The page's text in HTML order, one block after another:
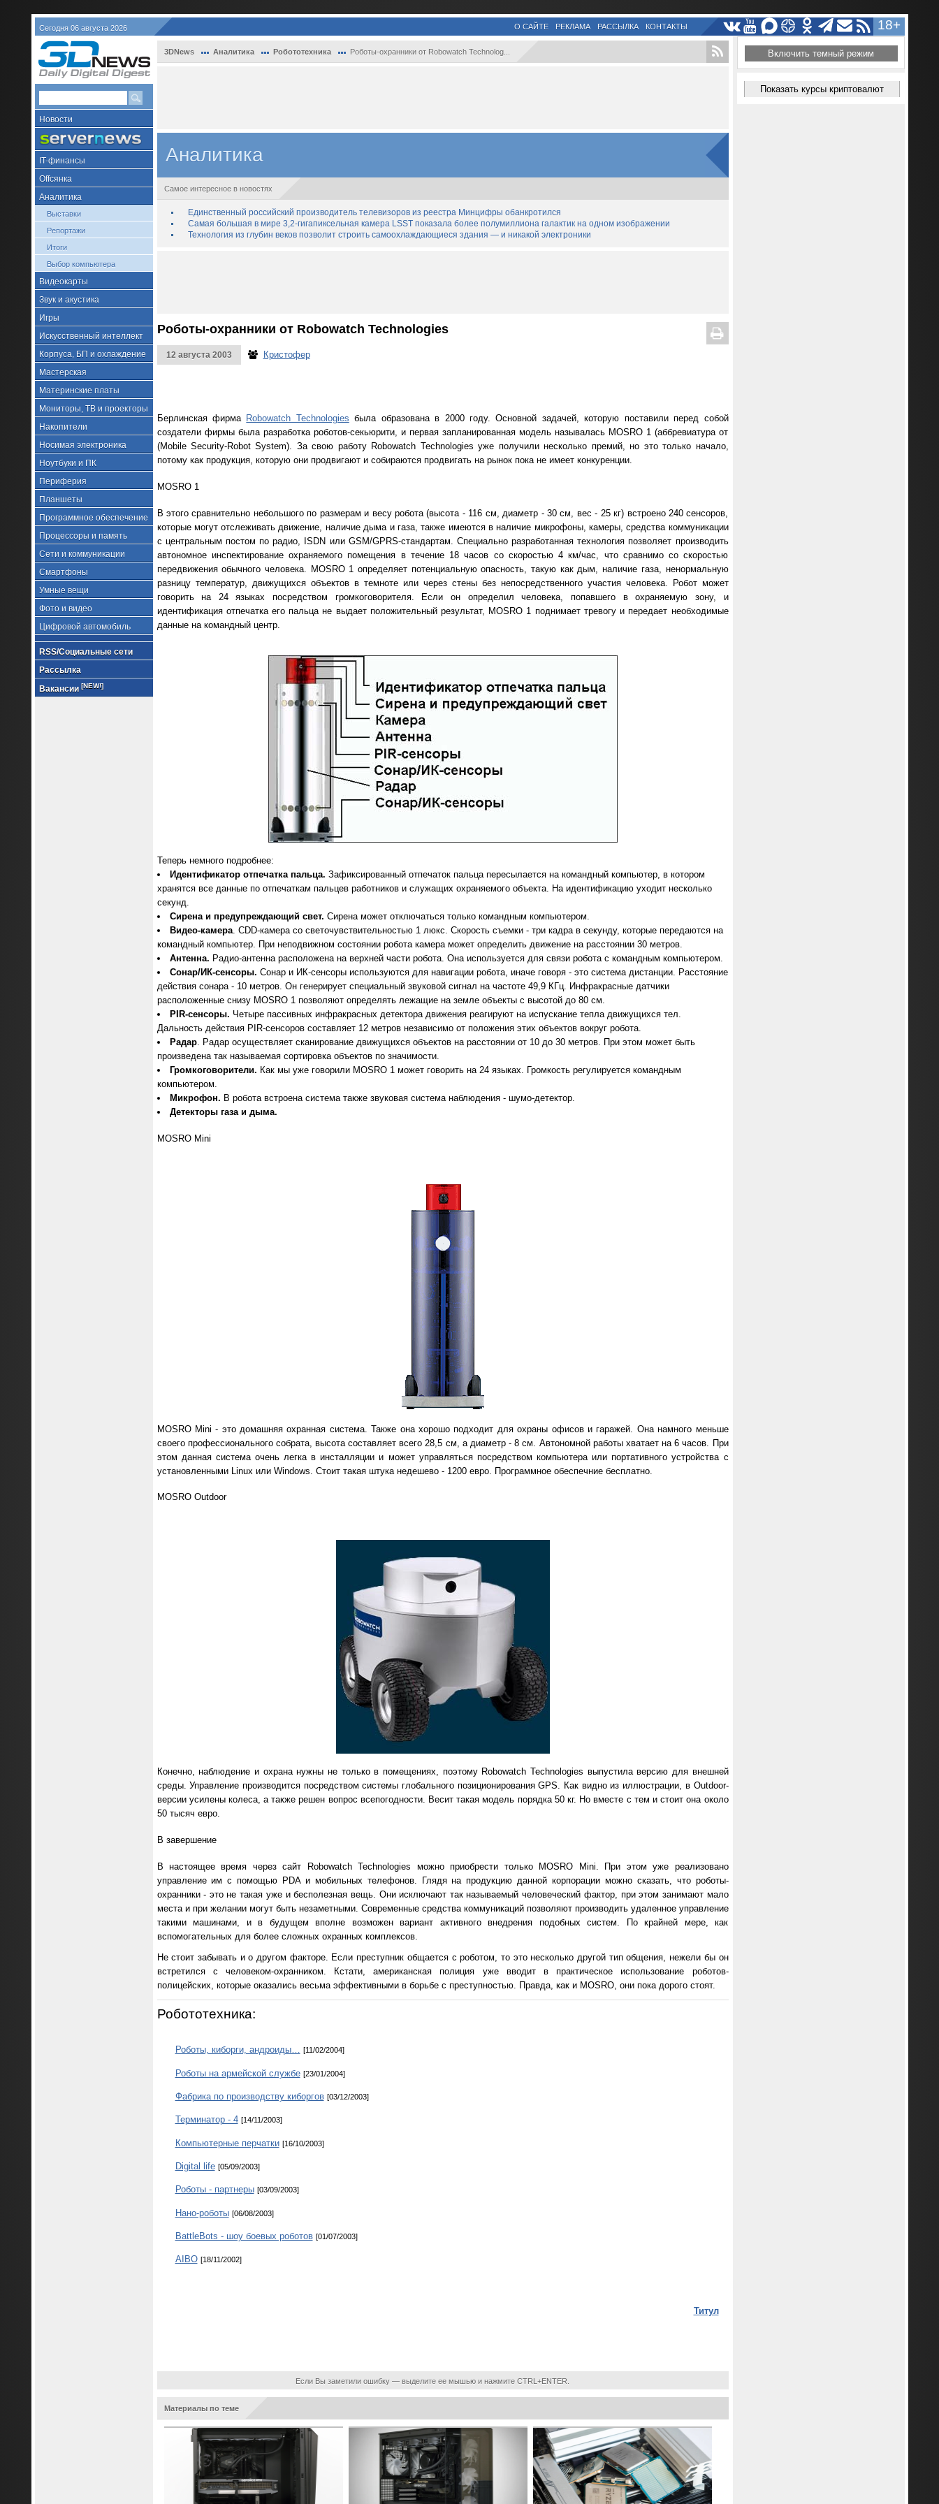
Сегодня 06 августа 2026 18+
О САЙТЕ РЕКЛАМА РАССЫЛКА КОНТАКТЫ
Новости
IT-финансы
Offсянка
Аналитика
Выставки
Репортажи
Итоги
Выбор компьютера
Видеокарты
Звук и акустика
Игры
Искусственный интеллект
Корпуса, БП и охлаждение
Мастерская
Материнские платы
Мониторы, ТВ и проекторы
Накопители
Носимая электроника
Ноутбуки и ПК
Периферия
Планшеты
Программное обеспечение
Процессоры и память
Сети и коммуникации
Смартфоны
Умные вещи
Фото и видео
Цифровой автомобиль
RSS/Социальные сети
Рассылка
Вакансии [NEW!]
3DNews Аналитика Робототехника Роботы-охранники от Robowatch Technolog...
Аналитика
Самое интересное в новостях
Единственный российский производитель телевизоров из реестра Минцифры обанкротился
Самая большая в мире 3,2-гигапиксельная камера LSST показала более полумиллиона галактик на одном изображении
Технология из глубин веков позволит строить самоохлаждающиеся здания — и никакой электроники
Роботы-охранники от Robowatch Technologies
12 августа 2003 Кристофер
Берлинская фирма Robowatch Technologies была образована в 2000 году. Основной задачей, которую поставили перед собой
создатели фирмы была разработка роботов-секьюрити, и первая запланированная модель называлась MOSRO 1 (аббревиатура от
(Mobile Security-Robot System). За свою работу Robowatch Technologies уже получили несколько премий, но это только начало,
потому как продукция, которую они продвигают и собираются продвигать на рынок пока не имеет конкуренции.
MOSRO 1
В этого сравнительно небольшого по размерам и весу робота (высота - 116 см, диаметр - 30 см, вес - 25 кг) встроено 240 сенсоров,
которые могут отслеживать движение, наличие дыма и газа, также имеются в наличие микрофоны, камеры, средства коммуникации
с центральным постом по радио, ISDN или GSM/GPRS-стандартам. Специально разработанная технология позволяет производить
автономное инспектирование охраняемого помещения в течение 18 часов со скоростью 4 км/час, что сравнимо со скоростью
передвижения обычного человека. MOSRO 1 определяет потенциальную опасность, такую как дым, наличие газа, ненормальную
разницу температур, движущихся объектов в темноте или через стены без непосредственного участия человека. Робот может
говорить на 24 языках посредством громкоговорителя. Если он определил человека, попавшего в охраняемую зону, и
идентификация отпечатка его пальца не выдает положительный результат, MOSRO 1 поднимает тревогу и передает необходимые
данные на командный центр.
Теперь немного подробнее:
Идентификатор отпечатка пальца. Зафиксированный отпечаток пальца пересылается на командный компьютер, в котором
хранятся все данные по отпечаткам пальцев работников и служащих охраняемого объекта. На идентификацию уходит несколько
секунд.
Сирена и предупреждающий свет. Сирена может отключаться только командным компьютером.
Видео-камера. CDD-камера со светочувствительностью 1 люкс. Скорость съемки - три кадра в секунду, которые передаются на
командный компьютер. При неподвижном состоянии робота камера может определить движение на расстоянии 30 метров.
Антенна. Радио-антенна расположена на верхней части робота. Она используется для связи робота с командным компьютером.
Сонар/ИК-сенсоры. Сонар и ИК-сенсоры используются для навигации робота, иначе говоря - это система дистанции. Расстояние
действия сонара - 10 метров. Он генерирует специальный звуковой сигнал на частоте 49,9 КГц. Инфракрасные датчики
расположенные снизу MOSRO 1 позволяют определять лежащие на земле объекты с высотой до 80 см.
PIR-сенсоры. Четыре пассивных инфракрасных детектора движения реагируют на испускание тепла движущихся тел.
Дальность действия PIR-сенсоров составляет 12 метров независимо от положения этих объектов вокруг робота.
Радар. Радар осуществляет сканирование движущихся объектов на расстоянии от 10 до 30 метров. При этом может быть
произведена так называемая сортировка объектов по значимости.
Громкоговорители. Как мы уже говорили MOSRO 1 может говорить на 24 языках. Громкость регулируется командным
компьютером.
Микрофон. В робота встроена система также звуковая система наблюдения - шумо-детектор.
Детекторы газа и дыма.
MOSRO Mini
MOSRO Mini - это домашняя охранная система. Также она хорошо подходит для охраны офисов и гаражей. Она намного меньше
своего профессионального собрата, высота составляет всего 28,5 см, а диаметр - 8 см. Автономной работы хватает на 6 часов. При
этом данная система очень легка в инсталляции и может управляться посредством компьютера или портативного устройства с
установленными Linux или Windows. Стоит такая штука недешево - 1200 евро. Программное обеспечние бесплатно.
MOSRO Outdoor
Конечно, наблюдение и охрана нужны не только в помещениях, поэтому Robowatch Technologies выпустила версию для внешней
среды. Управление производится посредством системы глобального позиционирования GPS. Как видно из иллюстрации, в Outdoor-
версии усилены колеса, а также решен вопрос всепогодности. Весит такая модель порядка 50 кг. Но вместе с тем и стоит она около
50 тысяч евро.
В завершение
В настоящее время через сайт Robowatch Technologies можно приобрести только MOSRO Mini. При этом уже реализовано
управление им с помощью PDA и мобильных телефонов. Глядя на продукцию данной корпорации можно сказать, что роботы-
охранники - это не такая уже и бесполезная вещь. Они исключают так называемый человеческий фактор, при этом занимают мало
места и при желании могут быть незаметными. Современные средства коммуникаций позволяют производить удаленное управление
такими машинами, и в будущем вполне возможен вариант активного внедрения подобных систем. По крайней мере, как
вспомогательных для более сложных охранных комплексов.
Не стоит забывать и о другом факторе. Если преступник общается с роботом, то это несколько другой тип общения, нежели бы он
встретился с человеком-охранником. Кстати, американская полиция уже вводит в практическое использование роботов-
полицейских, которые оказались весьма эффективными в борьбе с преступностью. Правда, как и MOSRO, они пока дорого стоят.
Робототехника:
Роботы, киборги, андроиды… [11/02/2004]
Роботы на армейской службе [23/01/2004]
Фабрика по производству киборгов [03/12/2003]
Терминатор - 4 [14/11/2003]
Компьютерные перчатки [16/10/2003]
Digital life [05/09/2003]
Роботы - партнеры [03/09/2003]
Нано-роботы [06/08/2003]
BattleBots - шоу боевых роботов [01/07/2003]
AIBO [18/11/2002]
Титул
Если Вы заметили ошибку — выделите ее мышью и нажмите CTRL+ENTER.
Материалы по теме
Включить темный режим
Показать курсы криптовалют